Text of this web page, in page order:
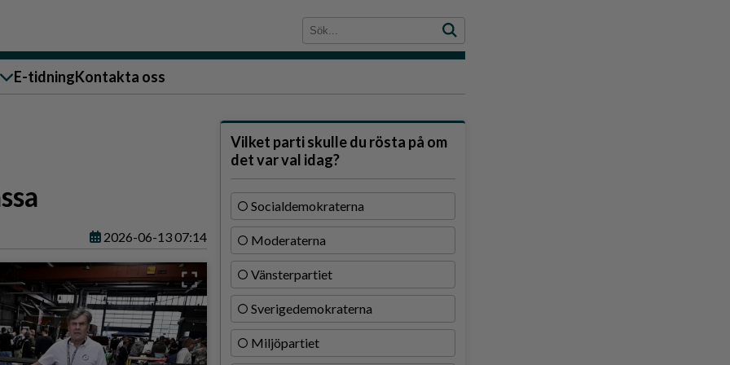
E-tidningKontakta oss
2026-06-13 07:14
Vilket parti skulle du rösta på om
det var val idag?
Socialdemokraterna
Moderaterna
Vänsterpartiet
Sverigedemokraterna
Miljöpartiet